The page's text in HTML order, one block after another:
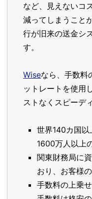
など、見えないコ
減ってしまうこと
行が旧来の送金シ
す。
Wiseなら、手数料
ットレートを使用
ストなくスピーデ
世界140カ国
1600万人以上
関東財務局に
おり、お客様
手数料の上乗